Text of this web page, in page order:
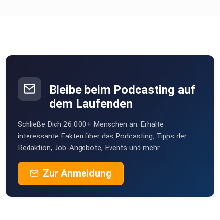
Hier sind auch die Sanitätshäuser ein wichtiger Player –
sind die digital noch nicht angeschlossen, sodass die
Kommunikation schwieriger ist.
Ein sehr schambehaftetes Thema ist die Inkontinenz.
Patient:innen
können ein Rezept für Inkontinenzmaterial bekommen.
Bleibe beim Podcasting auf
dem Laufenden
Schließe Dich 26.000+ Menschen an. Erhalte
interessante Fakten über das Podcasting, Tipps der
Redaktion, Job-Angebote, Events und mehr.
Zur Anmeldung